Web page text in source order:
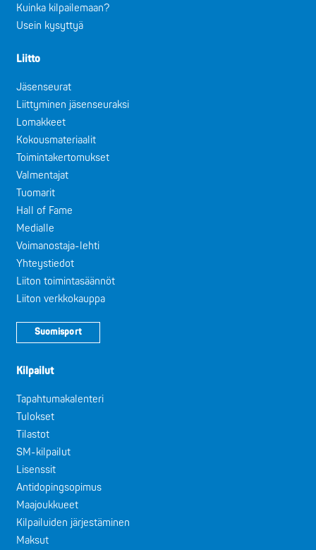
Kuinka kilpailemaan?
Usein kysyttyä
Liitto
Jäsenseurat
Liittyminen jäsenseuraksi
Lomakkeet
Kokousmateriaalit
Toimintakertomukset
Valmentajat
Tuomarit
Hall of Fame
Medialle
Voimanostaja-lehti
Yhteystiedot
Liiton toimintasäännöt
Liiton verkkokauppa
Suomisport
Kilpailut
Tapahtumakalenteri
Tulokset
Tilastot
SM-kilpailut
Lisenssit
Antidopingsopimus
Maajoukkueet
Kilpailuiden järjestäminen
Maksut